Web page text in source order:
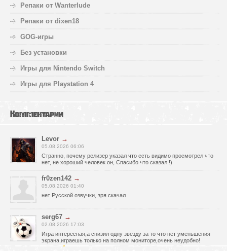
Репаки от Wanterlude
Репаки от dixen18
GOG-игры
Без установки
Игры для Nintendo Switch
Игры для Playstation 4
Комментарии
Levor →
05.08.2026 06:06
Странно, почему релизер указал что есть видимо просмотрел что
нет, не хороший человек он, Спасибо что сказал !)
fr0zen142 →
05.08.2026 01:40
нет Русской озвучки, зря скачал
serg67 →
02.08.2026 17:03
Игра интересная,а снизил одну звезду за то что нет уменьшения
экрана,играешь только на полном мониторе,очень неудобно!